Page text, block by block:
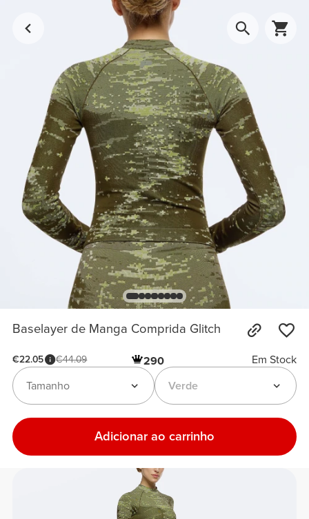
Baselayer de Manga Comprida Glitch
€22.05 €44.09 290
Em Stock
Verde
Tamanho
Adicionar ao carrinho